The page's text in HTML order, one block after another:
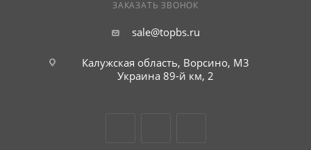
ЗАКАЗАТЬ ЗВОНОК
sale@topbs.ru
Калужская область, Ворсино, М3
Украина 89-й км, 2